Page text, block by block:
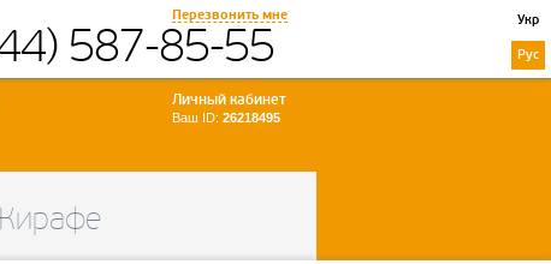
Перезвонить мне
587-85-55
Личный кабинет
Ваш ID: 26218495
Укр
Рус